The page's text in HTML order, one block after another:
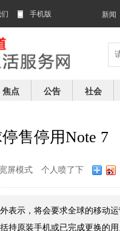
手机版 新闻
焦点 公告 社会
售停用Note 7
宽屏模式 个人喷了下
表示，将会要求全球的移动
持原装手机或已完成更换的用